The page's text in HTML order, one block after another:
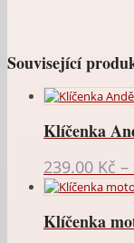
(s
množství
Související
Klíčenka
239.00 Kč –
Klíčenka